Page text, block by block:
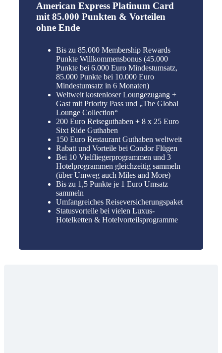
American Express Platinum Card
mit 85.000 Punkten & Vorteilen
ohne Ende
Bis zu 85.000 Membership Rewards
Punkte Willkommensbonus (45.000
Punkte bei 6.000 Euro Mindestumsatz,
85.000 Punkte bei 10.000 Euro
Mindestumsatz in 6 Monaten)
Weltweit kostenloser Loungezugang +
Gast mit Priority Pass und „The Global
Lounge Collection“
200 Euro Reiseguthaben + 8 x 25 Euro
Sixt Ride Guthaben
150 Euro Restaurant Guthaben weltweit
Rabatt und Vorteile bei Condor Flügen
Bei 10 Vielfliegerprogrammen und 3
Hotelprogrammen gleichzeitig sammeln
(über Umweg auch Miles and More)
Bis zu 1,5 Punkte je 1 Euro Umsatz
sammeln
Umfangreiches Reiseversicherungspaket
Statusvorteile bei vielen Luxus-
Hotelketten & Hotelvorteilsprogramme